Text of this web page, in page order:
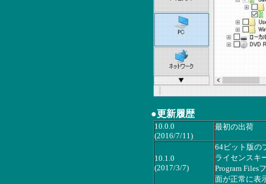
●更新履歴
10.0.0
(2016/7/11)
最初の出荷
10.1.0
(2017/3/7)
64ビット版の
ライセンスキ
Program Files
面が正常に表